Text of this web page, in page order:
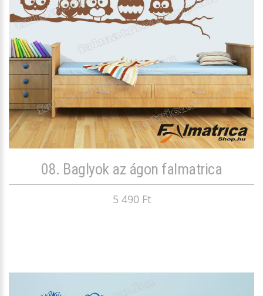
08. Baglyok az ágon falmatrica
5 490 Ft